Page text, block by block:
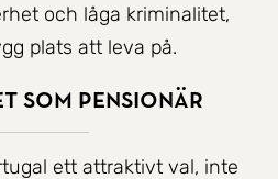
och låga kriminalitet,
plats att leva på.
som pensionär
ett attraktivt val, inte